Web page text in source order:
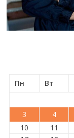
Пн
Вт
3
4
10
11